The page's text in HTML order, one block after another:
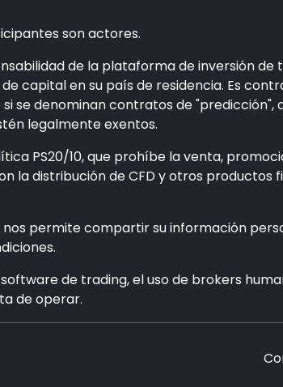
son actores.
de la plataforma de inversión de
capital en su país de residencia. Es
se denominan contratos de "predicción",
legalmente exentos.
PS20/10, que prohíbe la venta,
distribución de CFD y otros productos
permite compartir su información
de trading, el uso de brokers
de operar.